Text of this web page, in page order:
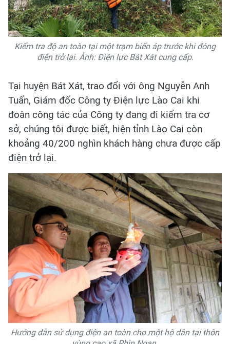
Kiểm tra độ an toàn tại một trạm biến áp trước khi đóng
điện trở lại. Ảnh: Điện lực Bát Xát cung cấp.
Tại huyện Bát Xát, trao đổi với ông Nguyễn Anh
Tuấn, Giám đốc Công ty Điện lực Lào Cai khi
đoàn công tác của Công ty đang đi kiểm tra cơ
sở, chúng tôi được biết, hiện tỉnh Lào Cai còn
khoảng 40/200 nghìn khách hàng chưa được cấp
điện trở lại.
Hướng dẫn sử dụng điện an toàn cho một hộ dân tại thôn